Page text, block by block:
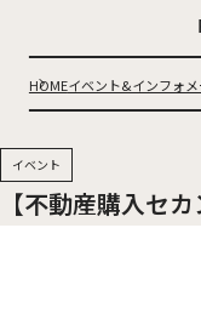
HOMEイベント&インフォ
【不動産購入セ
イベント